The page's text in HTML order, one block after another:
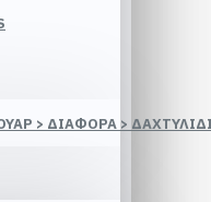
> ΔΙΑΦΟΡΑ >